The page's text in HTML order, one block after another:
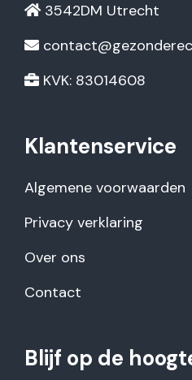
3542DM Utrecht
KVK: 83014608
Klantenservice
Algemene voorwaarden
Privacy verklaring
Over ons
Contact
Blijf op de